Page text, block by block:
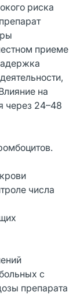
риска
приеме
на
через 24–48
числа
с
препарата